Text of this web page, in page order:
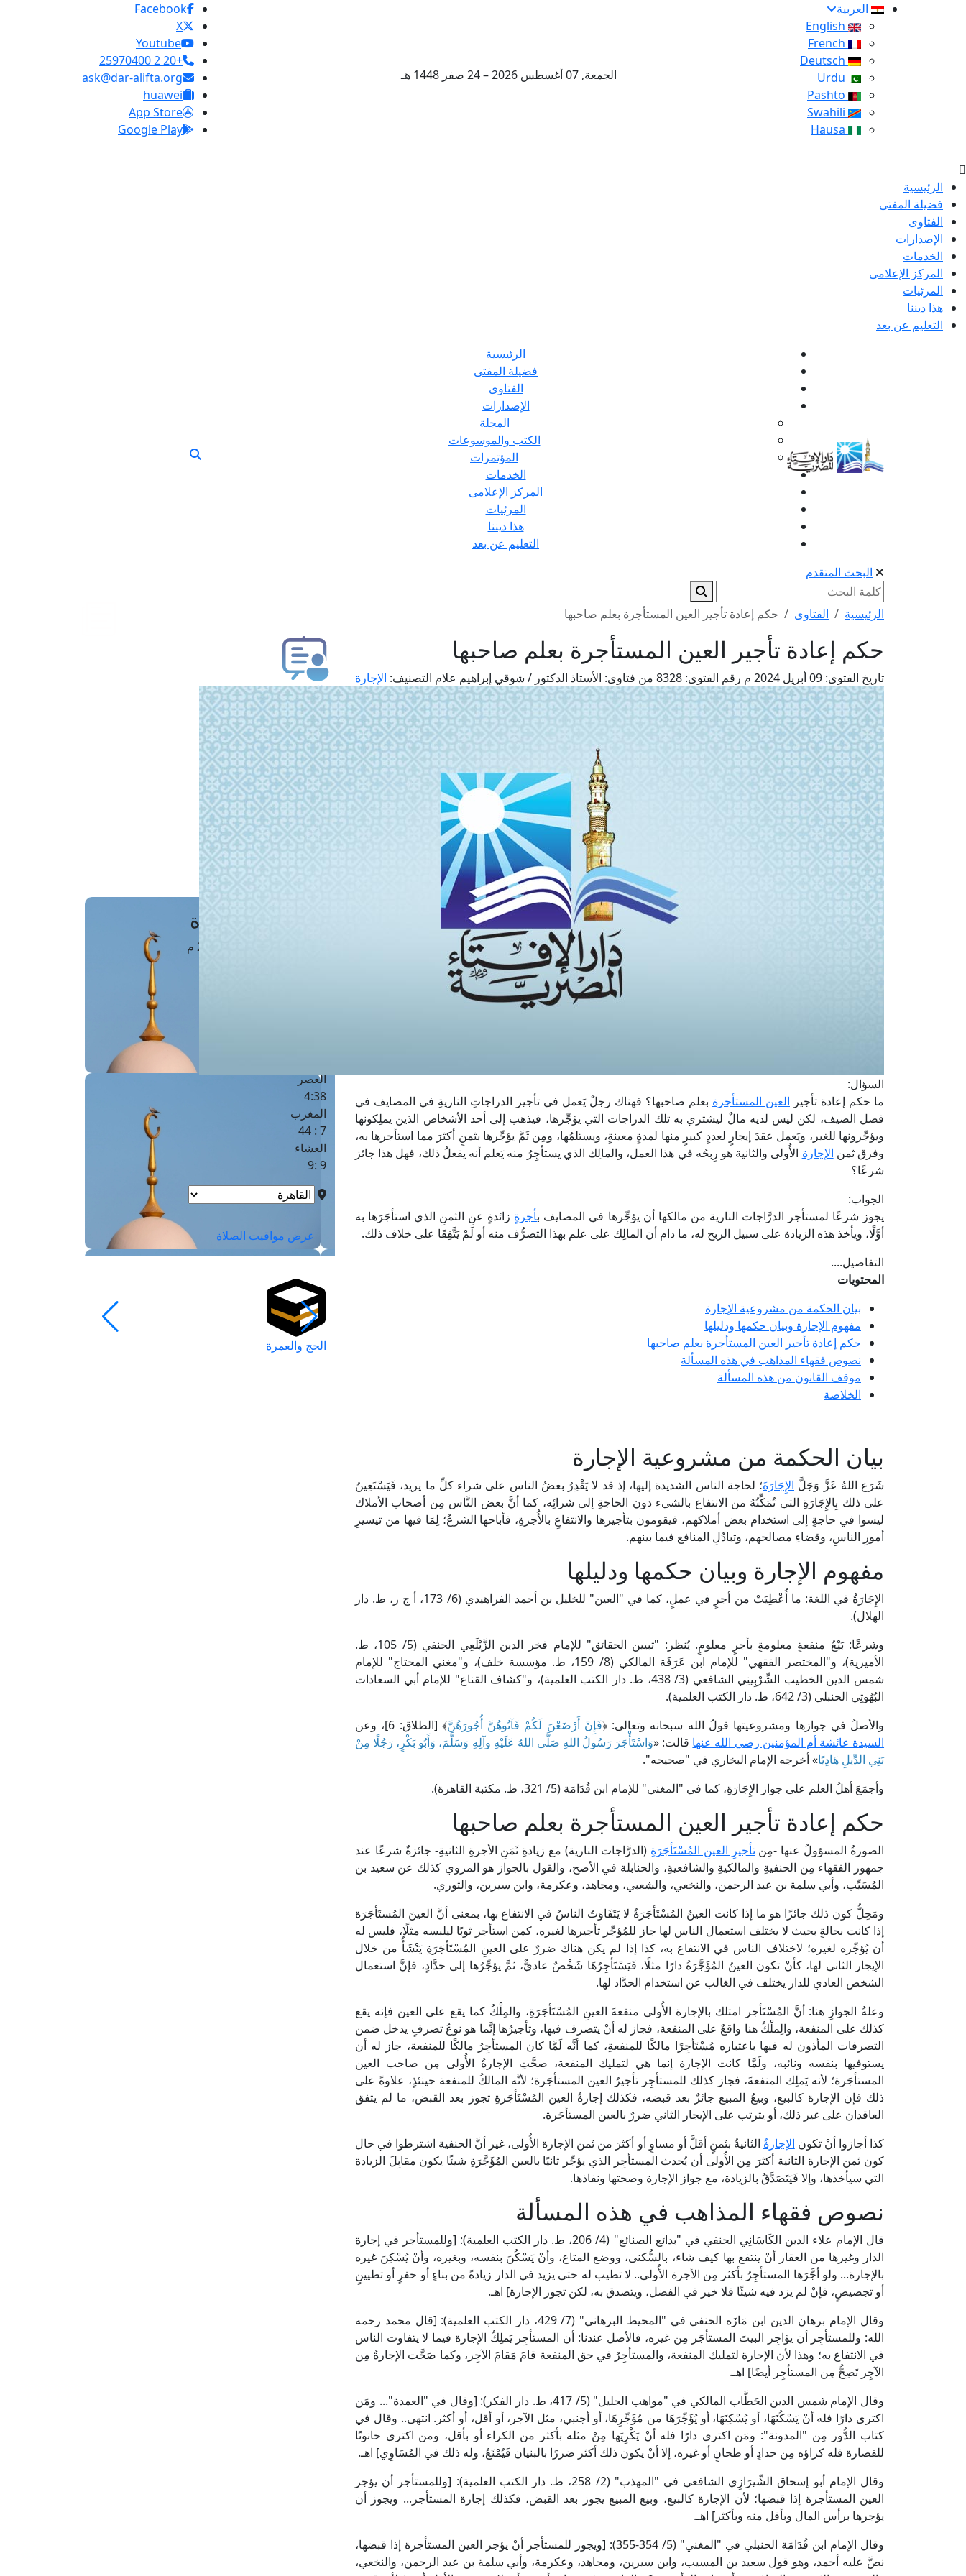
العربية
الجمعة, 07 أغسطس 2026 – 24 صفر 1448 هـ
Facebook
X
Youtube
+20 2 25970400
ask@dar-alifta.org
huawei
App Store
Google Play
الرئيسية
فضيلة المفتى
الفتاوى
الإصدارات
الخدمات
المركز الإعلامى
المرئيات
هذا ديننا
التعليم عن بعد
الرئيسية
فضيلة المفتى
الفتاوى
الإصدارات
المجلة
الكتب والموسوعات
المؤتمرات
الخدمات
المركز الإعلامى
المرئيات
هذا ديننا
التعليم عن بعد
البحث المتقدم
الرئيسية الفتاوى حكم إعادة تأجير العين المستأجرة بعلم صاحبها
حكم إعادة تأجير العين المستأجرة بعلم صاحبها
تاريخ الفتوى: رقم الفتوى: من فتاوى: الأستاذ الدكتور / شوقي إبراهيم علام التصنيف: الإجارة
السؤال:
ما حكم إعادة تأجير العين المستأجرة بعلم صاحبها؟ فهناك رجلٌ يَعمل في تأجير الدراجاتِ الناريةِ في المصايف في
فصل الصيف، لكن ليس لديه مالٌ ليشتري به تلك الدراجات التي يؤجِّرها، فيذهب إلى أحد الأشخاص الذين يملِكونها
ويؤجِّرونها للغير، ويَعمل عقدَ إيجارٍ لعددٍ كبيرٍ منها لمدةٍ معينةٍ، ويستلمُها، ومِن ثَمَّ يؤجِّرها بثمنٍ أكثرَ مما استأجرها به،
وفرق ثمن الإجارة الأُولى والثانية هو رِبحُه في هذا العمل، والمالِك الذي يستأجِرُ منه يَعلم أنه يفعلُ ذلك، فهل هذا جائز
شرعًا؟
الجواب:
يجوز شرعًا لمستأجر الدرَّاجات النارية من مالكها أن يؤجِّرها في المصايف بأجرةٍ زائدةٍ عنِ الثمنِ الذي استأجَرَها به
أوَّلًا، ويأخذ هذه الزيادة على سبيل الربح له، ما دام أن المالِك على علم بهذا التصرُّف منه أو لَمْ يَتَّفِقَا على خلاف ذلك.
التفاصيل....
المحتويات
بيان الحكمة من مشروعية الإجارة
مفهوم الإجارة وبيان حكمها ودليلها
حكم إعادة تأجير العين المستأجرة بعلم صاحبها
نصوص فقهاء المذاهب في هذه المسألة
موقف القانون من هذه المسألة
الخلاصة
بيان الحكمة من مشروعية الإجارة
شَرَع اللهُ عَزَّ وَجَلَّ الإِجَارَةَ؛ لحاجة الناس الشديدة إليها، إذ قد لا يَقْدِرُ بعضُ الناس على شراء كلِّ ما يريد، فَيَسْتَعِينُ
على ذلك بِالإِجَارَةِ التي تُمَكِّنُهُ من الانتفاع بالشيء دون الحاجةِ إلى شرائِه، كما أنَّ بعض النَّاس مِن أصحاب الأملاك
ليسوا في حاجةٍ إلى استخدام بعض أملاكهم، فيقومون بتأجيرها والانتفاعِ بالأُجرةِ، فأباحها الشرعُ؛ لِمَا فيها من تيسيرِ
أمورِ الناسِ، وقضاءِ مصالحهم، وتبادُلِ المنافع فيما بينهم.
مفهوم الإجارة وبيان حكمها ودليلها
الإِجَارَةُ في اللغة: ما أُعْطِيَتْ من أجرٍ في عملٍ، كما في "العين" للخليل بن أحمد الفراهيدي (6/ 173، أ ج ر، ط. دار
الهلال).
وشرعًا: بَيْعُ منفعةٍ معلومةٍ بأجرٍ معلومٍ. يُنظر: "تبيين الحقائق" للإمام فخر الدين الزَّيْلَعِي الحنفي (5/ 105، ط.
الأميرية)، و"المختصر الفقهي" للإمام ابن عَرَفَة المالكي (8/ 159، ط. مؤسسة خلف)، و"مغني المحتاج" للإمام
شمس الدين الخطيب الشِّرْبِينِي الشافعي (3/ 438، ط. دار الكتب العلمية)، و"كشاف القناع" للإمام أبي السعادات
البُهُوتِي الحنبلي (3/ 642، ط. دار الكتب العلمية).
والأصلُ في جوازها ومشروعيتها قولُ الله سبحانه وتعالى: ﴿فَإِنْ أَرْضَعْنَ لَكُمْ فَآتُوهُنَّ أُجُورَهُنَّ﴾ [الطلاق: 6]، وعن
السيدة عائشة أم المؤمنين رضي الله عنها قالت: «وَاسْتَأْجَرَ رَسُولُ اللهِ صَلَّى اللهُ عَلَيْهِ وآلِهِ وَسَلَّمَ، وَأَبُو بَكْرٍ، رَجُلًا مِنْ
بَنِي الدِّيلِ هَادِيًا» أخرجه الإمام البخاري في "صحيحه".
وأجمَعَ أهلُ العلم على جواز الإِجَارَةِ، كما في "المغني" للإمام ابن قُدَامَة (5/ 321، ط. مكتبة القاهرة).
حكم إعادة تأجير العين المستأجرة بعلم صاحبها
الصورةُ المسؤولُ عنها -مِنتأجيرِ العينِ المُسْتَأجَرَةِ (الدرَّاجات النارية) مع زيادةِ ثَمَنِ الأجرةِ الثانيةِ- جائزةٌ شرعًا عند
جمهور الفقهاء مِن الحنفيةِ والمالكيةِ والشافعيةِ، والحنابلة في الأصح، والقول بالجواز هو المروي كذلك عن سعيد بن
المُسَيِّب، وأبي سلمة بن عبد الرحمن، والنخعي، والشعبي، ومجاهد، وعكرمة، وابن سيرين، والثوري.
ومَحِلُّ كون ذلك جائزًا هو ما إذا كانت العينُ المُسْتَأجَرَةُ لا يَتَفَاوَتُ الناسُ في الانتفاع بها، بمعنى أنَّ العينَ المُستَأجَرَة
إذا كانت بحالةٍ بحيث لا يختلف استعمال الناس لها جاز للمُؤجِّر تأجيرها لغيره، كمن استأجر ثوبًا ليلبسه مثلًا، فليس له
أن يُؤجِّره لغيره؛ لاختلاف الناس في الانتفاع به، كذا إذا لم يكن هناك ضررٌ على العينِ المُسْتَأجَرَةِ يَنْشَأُ من خلال
الإيجار الثاني لها، كأنْ تكون العينُ المُؤَجَّرَةُ دارًا مثلًا، فَيَسْتَأجِرُهَا شَخْصٌ عاديٌّ، ثمَّ يؤجِّرُها إلى حدَّادٍ، فإنَّ استعمال
الشخص العادي للدار يختلف في الغالب عن استخدام الحدَّاد لها.
وعلةُ الجوازِ هنا: أنَّ المُسْتَأجر امتلك بالإجارة الأُولى منفعةَ العينِ المُسْتَأجَرَةِ، والمِلْكُ كما يقع على العين فإنه يقع
كذلك على المنفعة، والِملْكُ هنا واقعٌ على المنفعة، فجاز له أنْ يتصرف فيها، وتأجيرُها إنَّما هو نوعُ تصرفٍ يدخل ضمن
التصرفات المأذون له فيها باعتباره مُسْتَأجِرًا مالكًا للمنفعةِ، كما أنَّه لَمَّا كان المستأجِرُ مالكًا للمنفعة، جاز له أن
يستوفيها بنفسه ونائبه، ولَمَّا كانت الإجارة إنما هي لتمليك المنفعة، صحَّتِ الإجارةُ الأُولى مِن صاحب العين
المستأجَرة؛ لأنه يَملِك المنفعةَ، فجاز كذلك للمستأجِر تأجيرُ العين المستأجَرة؛ لأنَّه المالكُ للمنفعة حينئذٍ، علاوةً على
ذلك فإن الإجارة كالبيع، وبيعُ المبيع جائزٌ بعد قبضه، فكذلك إجارةُ العين المُسْتَأجَرةِ تجوز بعد القبض، ما لم يتفق
العاقدان على غير ذلك، أو يترتب على الإيجار الثاني ضررٌ بالعين المستأجَرة.
كذا أجازوا أنْ تكون الإجارةُ الثانيةُ بثمنٍ أقلَّ أو مساوٍ أو أكثرَ من ثمن الإجارة الأُولى، غير أنَّ الحنفية اشترطوا في حال
كون ثمن الإجارة الثانية أكثرَ مِن الأُولى أن يُحدث المستأجِر الذي يؤجِّر ثانيًا بالعين المُؤَجَّرَةِ شيئًا يكون مقابِلَ الزيادة
التي سيأخذها، وإلا فَيَتَصَدَّقُ بالزيادة، مع جواز الإجارة وصحتها ونفاذها.
نصوص فقهاء المذاهب في هذه المسألة
قال الإمام علاء الدين الكَاسَانِي الحنفي في "بدائع الصنائع" (4/ 206، ط. دار الكتب العلمية): [وللمستأجر في إجارة
الدار وغيرها من العقار أنْ ينتفع بها كيف شاء، بالسُّكنى، ووضع المتاع، وأنْ يَسْكُنَ بنفسه، وبغيره، وأنْ يُسْكِنَ غيره
بالإجارة... ولو أجَّرَها المستأجِرُ بأكثر مِن الأجرة الأُولى.. لا تطيب له حتى يزيد في الدار زيادةً من بناءٍ أو حفرٍ أو تطيينٍ
أو تجصيصٍ، فإنْ لم يزد فيه شيئًا فلا خير في الفضل، ويتصدق به، لكن تجوز الإجارة] اهـ.
وقال الإمام برهان الدين ابن مَازَه الحنفي في "المحيط البرهاني" (7/ 429، دار الكتب العلمية): [قال محمد رحمه
الله: وللمستأجِر أن يؤاجِر البيتَ المستأجَر مِن غيره، فالأصل عندنا: أن المستأجِر يَملِكُ الإجارة فيما لا يتفاوت الناس
في الانتفاع به؛ وهذا لأن الإجارة لتمليك المنفعة، والمستأجِرُ في حق المنفعة قامَ مَقامَ الآجِر، وكما صَحَّت الإجارةُ مِن
الآجِر تَصِحُّ مِن المستأجِر أيضًا] اهـ.
وقال الإمام شمس الدين الحَطَّاب المالكي في "مواهب الجليل" (5/ 417، ط. دار الفكر): [وقال في "العمدة"... ومَن
اكترى دارًا فله أنْ يَسْكُنَهَا، أو يُسْكِنَهَا، أو يُؤَجِّرَهَا من مُؤَجِّرِهَا، أو أجنبي، مثل الآجر، أو أقل، أو أكثر. انتهى.. وقال في
كتاب الدُّور مِن "المدونة": ومَن اكترى دارًا فله أنْ يَكْرِيَها مِنْ مثله بأكثر من الكراء أو بأقل، ومن اكترى حانوتًا
للقصارة فله كراؤه مِن حدادٍ أو طحانٍ أو غيره، إلا أنْ يكون ذلك أكثر ضررًا بالبنيان فَيُمْنَعُ، وله ذلك في المُسَاوِي] اهـ.
وقال الإمام أبو إسحاق الشِّيرَازِي الشافعي في "المهذب" (2/ 258، ط. دار الكتب العلمية): [وللمستأجر أن يؤجر
العين المستأجرة إذا قبضها؛ لأن الإجارة كالبيع، وبيع المبيع يجوز بعد القبض، فكذلك إجارة المستأجر... ويجوز أن
يؤجرها برأس المال وبأقل منه وبأكثر] اهـ.
وقال الإمام ابن قُدَامَة الحنبلي في "المغني" (5/ 354-355): [ويجوز للمستأجر أنْ يؤجر العين المستأجرة إذا قبضها،
نصَّ عليه أحمد، وهو قول سعيد بن المسيب، وابن سيرين، ومجاهد، وعكرمة، وأبي سلمة بن عبد الرحمن، والنخعي،
طلب فتوى
استعلام عن فتوى
حجز موعد
الفتوى الهاتفية
مَواقِيتُ الصَّـــلاة
العصر
4:38
المغرب
7 : 44
العشاء
9 :9
عرض مواقيت الصلاة
الحج والعمرة